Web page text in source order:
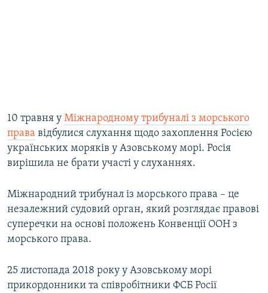
10 травня у Міжнародному трибуналі з морського
права відбулися слухання щодо захоплення Росією
українських моряків у Азовському морі. Росія
вирішила не брати участі у слуханнях.
Міжнародний трибунал із морського права – це
незалежний судовий орган, який розглядає правові
суперечки на основі положень Конвенції ООН з
морського права.
25 листопада 2018 року у Азовському морі
прикордонники та співробітники ФСБ Росії